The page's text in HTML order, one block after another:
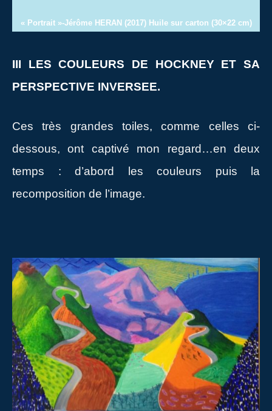
« Portrait »-Jérôme HERAN (2017) Huile sur carton (30×22 cm)
III LES COULEURS DE HOCKNEY ET SA
PERSPECTIVE INVERSEE.
Ces très grandes toiles, comme celles ci-
dessous, ont captivé mon regard…en deux
temps : d’abord les couleurs puis la
recomposition de l’image.